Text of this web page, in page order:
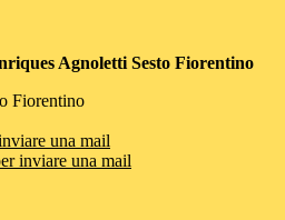
Agnoletti Sesto Fiorentino
Fiorentino
una mail
inviare una mail